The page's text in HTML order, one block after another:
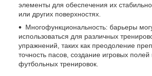
элементы для обеспечения их
или других поверхностях.
Многофункциональность: барьеры
использоваться для различных
упражнений, таких как преодоление
точность пасов, создание игровых полей
футбольных тренировок.